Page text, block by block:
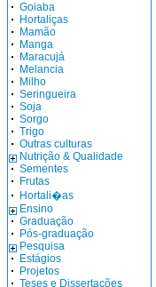
Goiaba
Hortaliças
Mamão
Manga
Maracujá
Melancia
Milho
Seringueira
Soja
Sorgo
Trigo
Outras culturas
Nutrição & Qualidade
Sementes
Frutas
Hortali�as
Ensino
Graduação
Pós-graduação
Pesquisa
Estágios
Projetos
Teses e Dissertações